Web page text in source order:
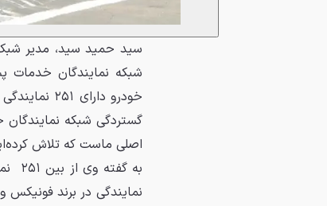
سید حمید سید، مدیر
شبکه نمایندگان خدمات
گستردگی شبکه
اصلی ماست که تلاش